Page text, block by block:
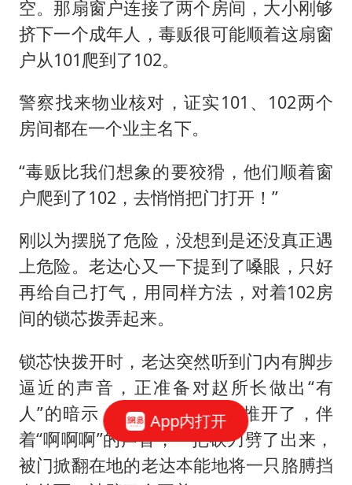
空。那扇窗户连接了两个房间，大小刚够
挤下一个成年人，毒贩很可能顺着这扇窗
户从101爬到了102。
警察找来物业核对，证实101、102两个
房间都在一个业主名下。
“毒贩比我们想象的要狡猾，他们顺着窗
户爬到了102，去悄悄把门打开！”
刚以为摆脱了危险，没想到是还没真正遇
上危险。老达心又一下提到了嗓眼，只好
再给自己打气，用同样方法，对着102房
间的锁芯拨弄起来。
锁芯快拨开时，老达突然听到门内有脚步
逼近的声音，正准备对赵所长做出“有
人”的暗示，门“咣”地一声被推开了，伴
着“啊啊啊”的声音，一把砍刀劈了出来，
被门掀翻在地的老达本能地将一只胳膊挡
App内打开